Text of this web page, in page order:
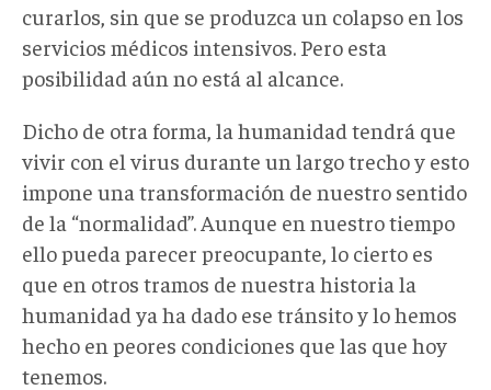
curarlos, sin que se produzca un colapso en los
servicios médicos intensivos. Pero esta
posibilidad aún no está al alcance.
Dicho de otra forma, la humanidad tendrá que
vivir con el virus durante un largo trecho y esto
impone una transformación de nuestro sentido
de la “normalidad”. Aunque en nuestro tiempo
ello pueda parecer preocupante, lo cierto es
que en otros tramos de nuestra historia la
humanidad ya ha dado ese tránsito y lo hemos
hecho en peores condiciones que las que hoy
tenemos.